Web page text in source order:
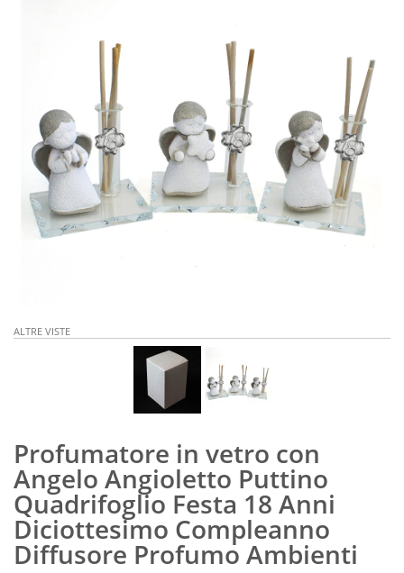
ALTRE VISTE
Profumatore in vetro con
Angelo Angioletto Puttino
Quadrifoglio Festa 18 Anni
Diciottesimo Compleanno
Diffusore Profumo Ambienti